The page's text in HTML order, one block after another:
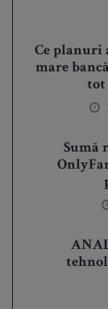
Ce planuri
mare
tot
Sumă